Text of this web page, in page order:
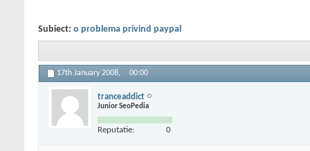
Subiect: o problema privind paypal
17th January 2008, 00:00
tranceaddict
Junior SeoPedia
Reputatie: 0